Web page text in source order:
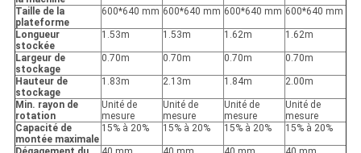
Taille de la
plateforme
600*640 mm 600*640 mm 600*640 mm 600*640 mm
Longueur
stockée
1.53m 1.53m 1.62m 1.62m
Largeur de
stockage
0.70m 0.70m 0.70m 0.70m
Hauteur de
stockage
1.83m 2.13m 1.84m 2.00m
Min. rayon de
rotation
Unité de
mesure
Unité de
mesure
Unité de
mesure
Unité de
mesure
Capacité de
montée maximale
15% à 20% 15% à 20% 15% à 20% 15% à 20%